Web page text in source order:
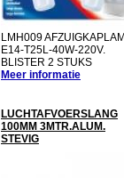
LMH009
E14-T25L-40W-220V.
BLISTER 2 STUKS
Meer informatie
LUCHTAFVOERSLANG
100MM 3MTR.ALUM.
STEVIG